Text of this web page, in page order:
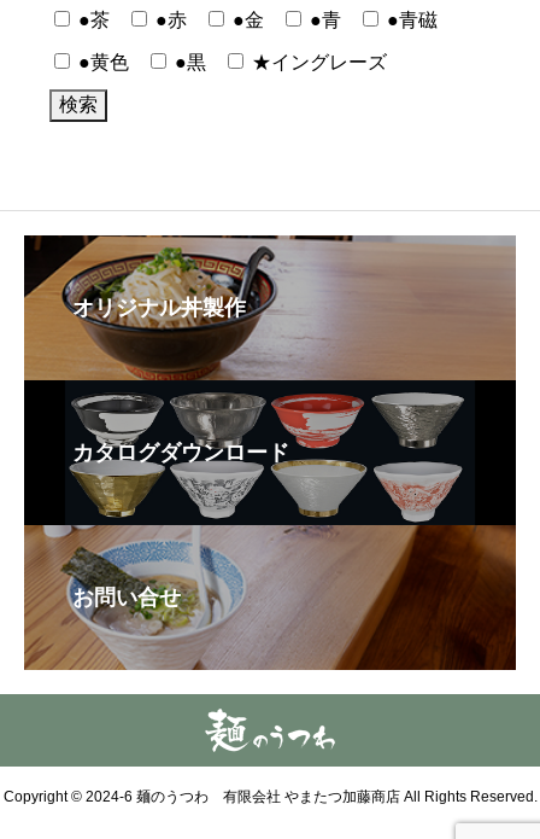
●茶 ●赤 ●金 ●青 ●青磁
●黄色 ●黒 ★イングレーズ
オリジナル丼製作
カタログダウンロード
お問い合せ
Copyright © 2024-6 麺のうつわ 有限会社 やまたつ加藤商店 All Rights Reserved.